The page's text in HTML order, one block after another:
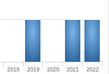
2018 2019 2020 2021 2022